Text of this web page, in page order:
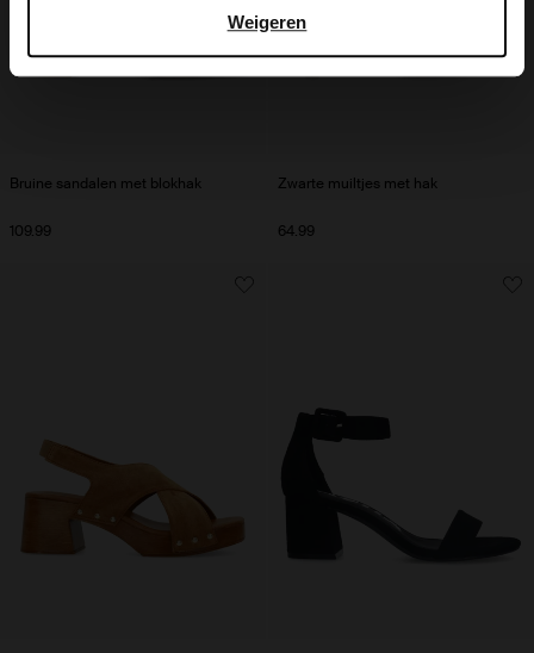
Weigeren
Bruine sandalen met blokhak
109.99
Zwarte muiltjes met hak
64.99